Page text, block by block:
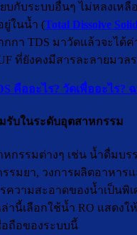
บกับระบบอื่นๆ ไม่หลงเหลื
ยู่ในน้ำ (Total Dissolve
กกา TDS มาวัดแล้วจะได้ค่
ที่ยังคงมีสารละลายมวล
คืออะไร? วัดเพื่ออะไร?
รับในระดับอุตสาหกรรม
กรรมต่างๆ เช่น น้ำดื่มบร
รมยา, วงการผลิตอาหาร
ความสะอาดของน้ำเป็นพิ
านี้เลือกใช้น้ำ RO แสดงใ
ถือของระบบนี้